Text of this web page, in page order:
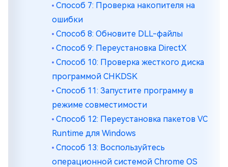
Способ 7: Проверка накопителя на
ошибки
Способ 8: Обновите DLL-файлы
Способ 9: Переустановка DirectX
Способ 10: Проверка жесткого диска
программой CHKDSK
Способ 11: Запустите программу в
режиме совместимости
Способ 12: Переустановка пакетов VC
Runtime для Windows
Способ 13: Воспользуйтесь
операционной системой Chrome OS